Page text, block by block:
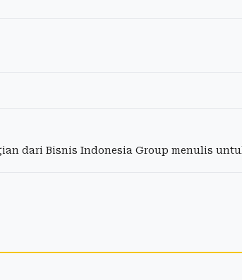
dari Bisnis Indonesia Group menulis